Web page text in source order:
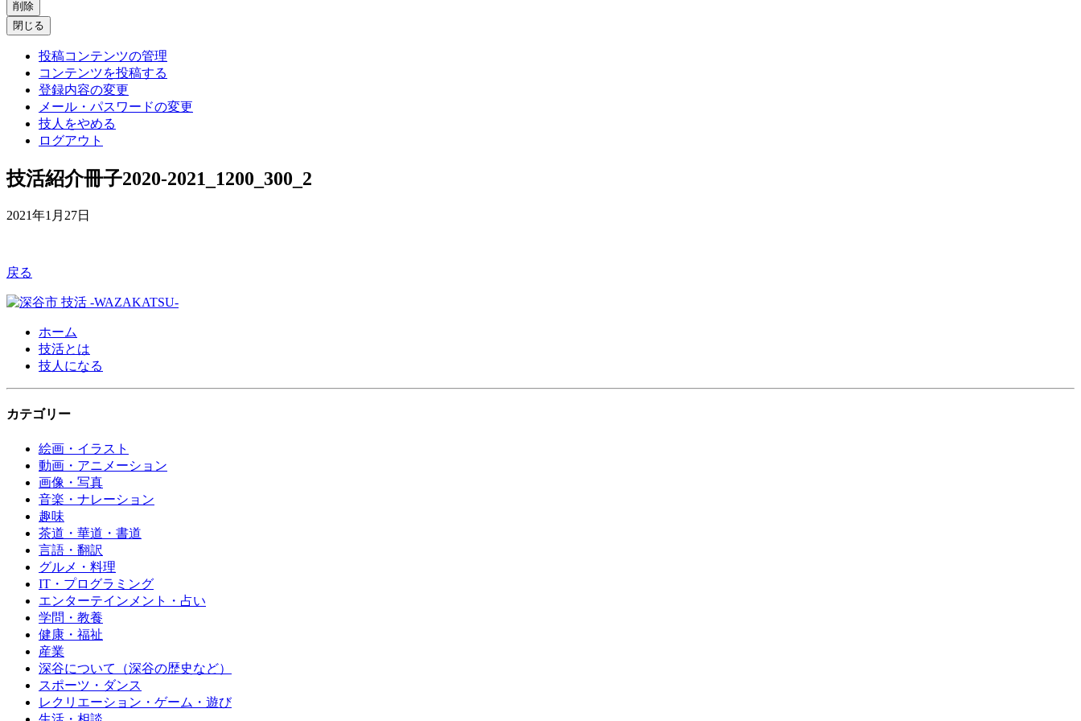
削除
閉じる
投稿コンテンツの管理
コンテンツを投稿する
登録内容の変更
メール・パスワードの変更
技人をやめる
ログアウト
技活紹介冊子2020-2021_1200_300_2
2021年1月27日
戻る
ホーム
技活とは
技人になる
カテゴリー
絵画・イラスト
動画・アニメーション
画像・写真
音楽・ナレーション
趣味
茶道・華道・書道
言語・翻訳
グルメ・料理
IT・プログラミング
エンターテインメント・占い
学問・教養
健康・福祉
産業
深谷について（深谷の歴史など）
スポーツ・ダンス
レクリエーション・ゲーム・遊び